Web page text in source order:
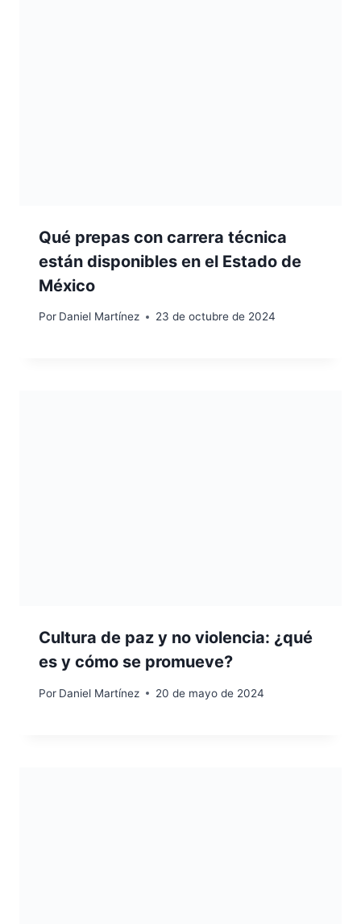
Qué prepas con carrera técnica
están disponibles en el Estado de
México
Por Daniel Martínez 23 de octubre de 2024
Cultura de paz y no violencia: ¿qué
es y cómo se promueve?
Por Daniel Martínez 20 de mayo de 2024